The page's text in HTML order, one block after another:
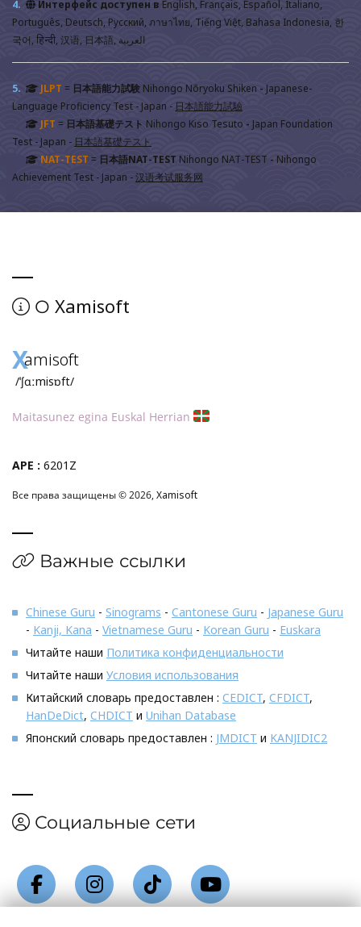
4. Интерфейс доступен в English, Français, Español, Italiano,
Português, Deutsch, Русский, ภาษาไทย, Tiếng Việt, Bahasa Indonesia, 한
국어, हिन्दी, 汉语, 日本語, العربية
5. JLPT = 日本語能力試験 Nihongo Nōryoku Shiken - Japanese-
Language Proficiency Test - Japan - 日本語能力試驗
JFT = 日本語基礎テスト Nihongo Kiso Tesuto - Japan Foundation
Test - Japan - 日本語基礎テスト
NAT-TEST = 日本語NAT-TEST Nihongo NAT-TEST - Nihongo
Achievement Test - Japan -汉语考试服务网
О Xamisoft
Xamisoft
/ˈʃɑːmisɒft/
Maitasunez egina Euskal Herrian
APE : 6201Z
Все права защищены © 2026,Xamisoft
Важные ссылки
Chinese Guru - Sinograms - Cantonese Guru - Japanese Guru
- Kanji, Kana - Vietnamese Guru - Korean Guru - Euskara
Читайте наши Политика конфиденциальности
Читайте наши Условия использования
Китайский словарь предоставлен : CEDICT, CFDICT,
HanDeDict, CHDICT и Unihan Database
Японский словарь предоставлен : JMDICT и KANJIDIC2
Социальные сети